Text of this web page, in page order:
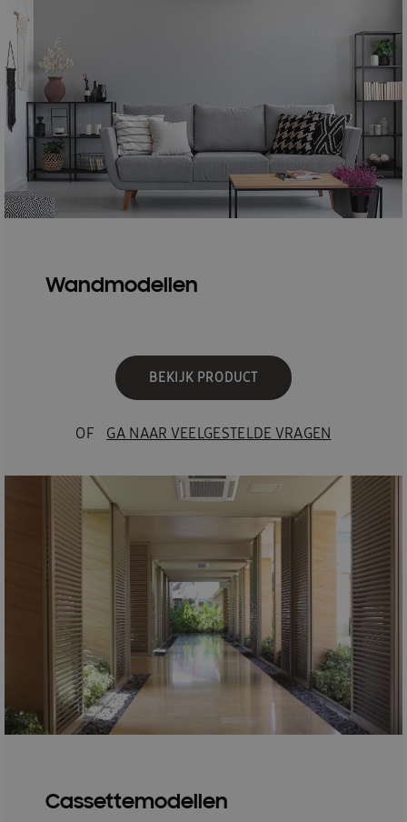
Wandmodellen
BEKIJK PRODUCT
OF GA NAAR VEELGESTELDE VRAGEN
Cassettemodellen